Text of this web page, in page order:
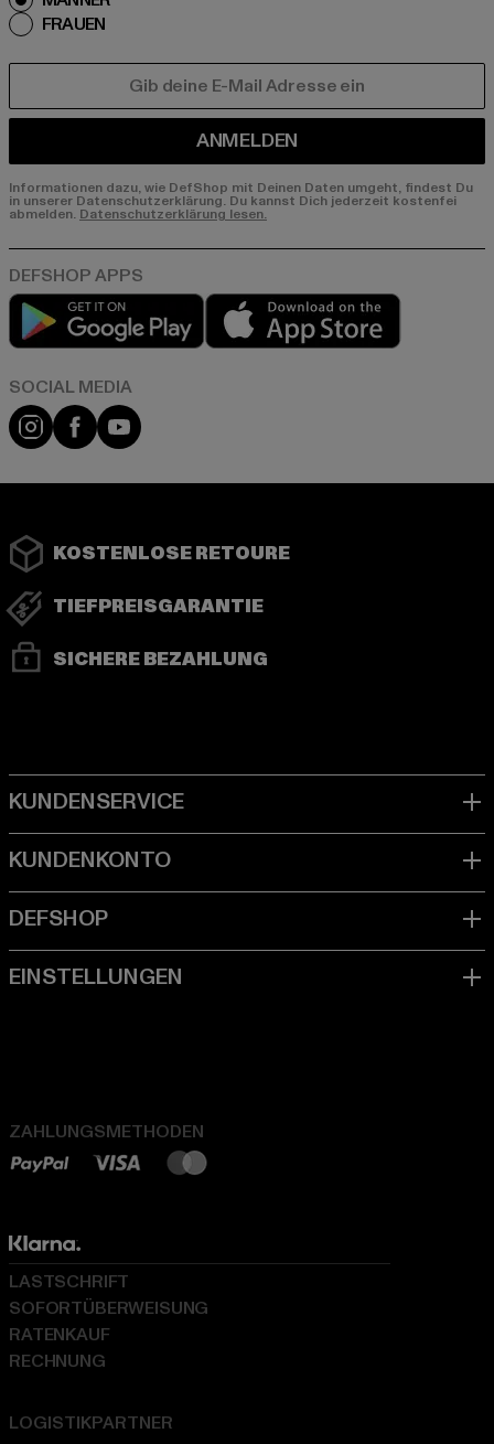
FRAUEN
ANMELDEN
Informationen dazu, wie DefShop mit Deinen Daten umgeht, findest Du
in unserer Datenschutzerklärung. Du kannst Dich jederzeit kostenfei
abmelden. Datenschutzerklärung lesen.
Play market
Instagram
FacebookYouTube
KOSTENLOSE RETOURE
TIEFPREISGARANTIE
SICHERE BEZAHLUNG
ZAHLUNGSMETHODEN
LOGISTIKPARTNER
LASTSCHRIFT
SOFORTÜBERWEISUNG
RATENKAUF
RECHNUNG